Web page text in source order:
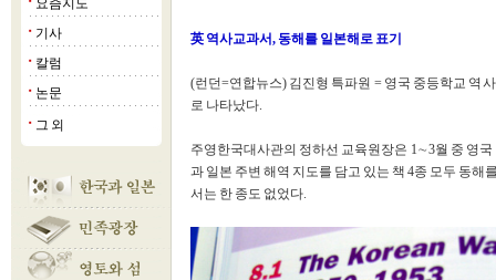
요즘지도
■ 기사
■ 칼럼
■ 논문
■ 그 외
英 역사교과서, 동해를 일본해로 표기
(런던=연합뉴스) 김진형 특파원 = 영국 중등학교 역
로 나타났다.
주영한국대사관의 정하선 교육원장은 1∼3월 중 영
과 일본 주변 해역 지도를 담고 있는 책 4종 모두 동
서는 한 종도 없었다.